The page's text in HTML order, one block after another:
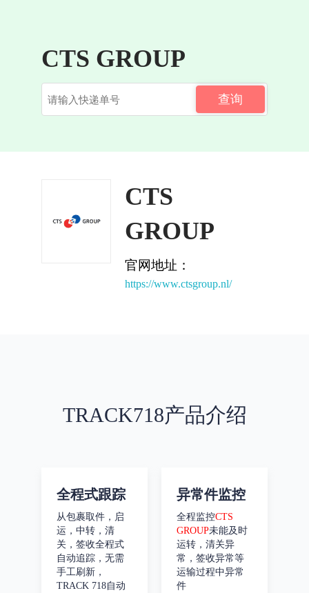
CTS GROUP
查询
CTS
GROUP
官网地址：
https://www.ctsgroup.nl/
TRACK718产品介绍
全程式跟踪
从包裹取件，启
运，中转，清
关，签收全程式
自动追踪，无需
手工刷新，
TRACK 718自动
异常件监控
全程监控CTS
GROUP未能及时
运转，清关异
常，签收异常等
运输过程中异常
件